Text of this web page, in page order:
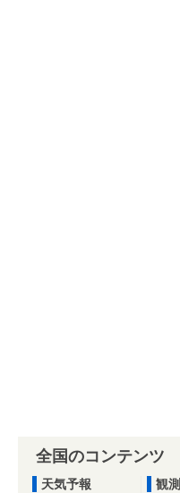
全国のコンテンツ
天気予報
観測